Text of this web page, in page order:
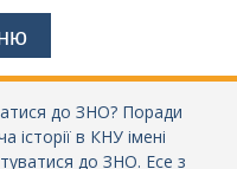
до ЗНО? Поради
історії в КНУ імені
до ЗНО. Есе з